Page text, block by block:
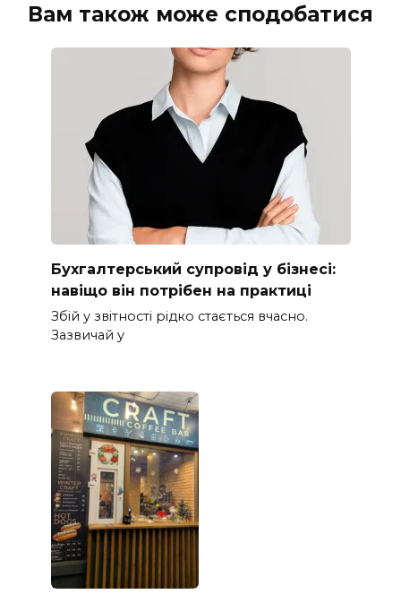
Вам також може сподобатися
Бухгалтерський супровід у бізнесі:
навіщо він потрібен на практиці
Збій у звітності рідко стається вчасно.
Зазвичай у